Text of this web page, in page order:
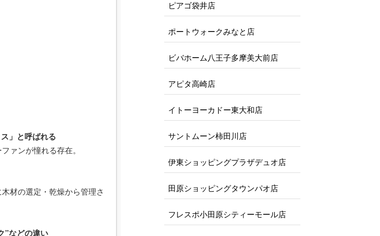
」と呼ばれる
ァンが憧れる存在。
材の選定・乾燥から管理さ
”などの違い
ピアゴ袋井店
ポートウォークみなと店
ビバホーム八王子多摩美大前店
アピタ高崎店
イトーヨーカドー東大和店
サントムーン柿田川店
伊東ショッピングプラザデュオ店
田原ショッピングタウンパオ店
フレスポ小田原シティーモール店